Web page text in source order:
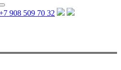
908 509 70 32